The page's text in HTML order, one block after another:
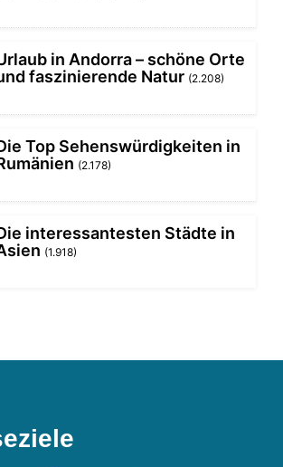
in Andorra – schöne Orte
faszinierende Natur (2.208)
Top Sehenswürdigkeiten in
(2.178)
interessantesten Städte in
(1.918)